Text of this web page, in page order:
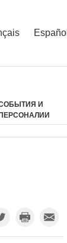
Español
И
ПЕРСОНАЛИИ